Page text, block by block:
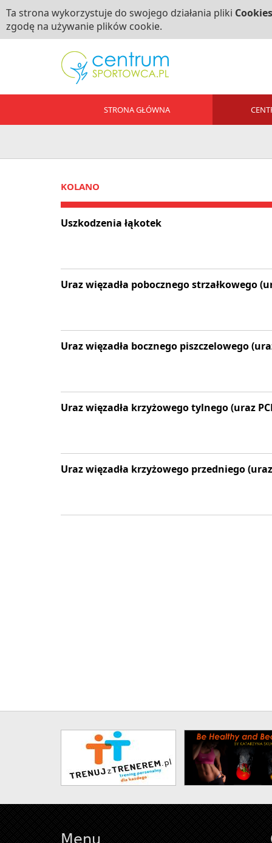
STRONA GŁÓWNA
KOLANO
Uszkodzenia łąkotek
Uraz więzadła pobocznego strzałkowego
Uraz więzadła bocznego piszczelowego
Uraz więzadła krzyżowego tylnego (uraz
Uraz więzadła krzyżowego przedniego
Menu
Ta strona wykorzystuje do swojego działania pliki Cookies
zgodę na używanie plików cookie.